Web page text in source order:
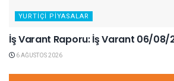
YURTIÇI PIYASALAR
İş Varant Raporu: İş Varant 06/08/
6 AĞUSTOS 2026